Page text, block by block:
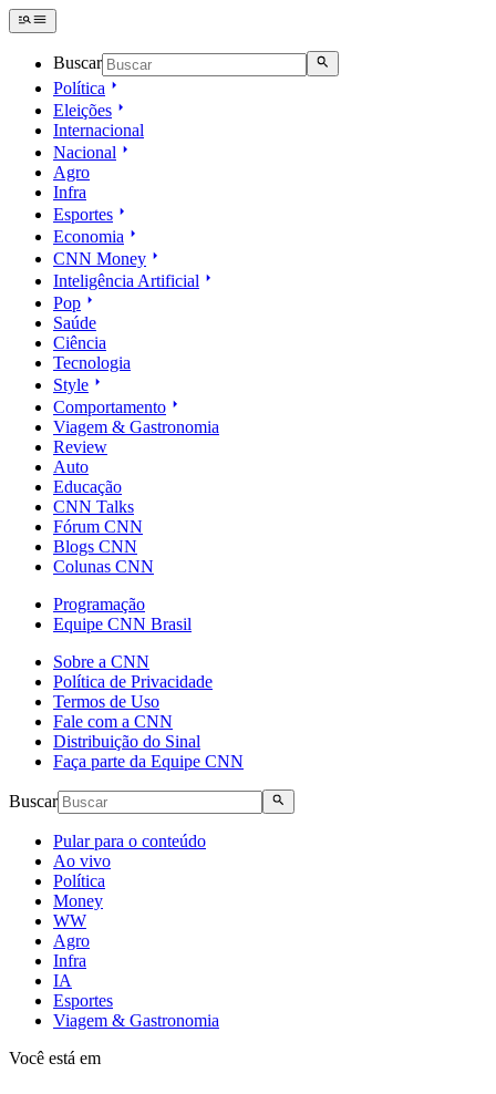
Buscar
Política
Eleições
Internacional
Nacional
Agro
Infra
Esportes
Economia
CNN Money
Inteligência Artificial
Pop
Saúde
Ciência
Tecnologia
Style
Comportamento
Viagem & Gastronomia
Review
Auto
Educação
CNN Talks
Fórum CNN
Blogs CNN
Colunas CNN
Programação
Equipe CNN Brasil
Sobre a CNN
Política de Privacidade
Termos de Uso
Fale com a CNN
Distribuição do Sinal
Faça parte da Equipe CNN
Buscar
Pular para o conteúdo
Ao vivo
Política
Money
WW
Agro
Infra
IA
Esportes
Viagem & Gastronomia
Você está em